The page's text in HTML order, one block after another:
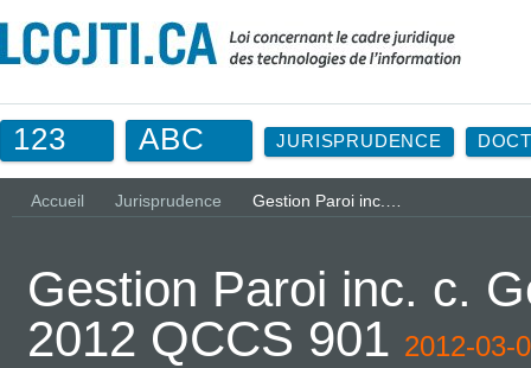
123 ABC JURISPRUDENCE
Accueil Jurisprudence Gestion Paroi inc.…
Gestion Paroi inc. c.
2012 QCCS 901 2012-03-